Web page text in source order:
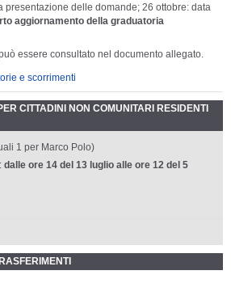
presentazione delle domande; 26 ottobre: data
aggiornamento della graduatoria
essere consultato nel documento allegato.
e scorrimenti
CITTADINI NON COMUNITARI RESIDENTI
1 per Marco Polo)
dalle ore 14 del 13 luglio alle ore 12 del 5